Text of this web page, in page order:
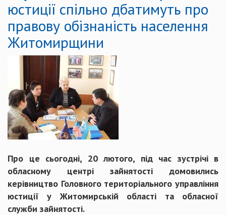
юстиції спільно дбатимуть про
правову обізнаність населення
Житомирщини
Про це сьогодні, 20 лютого, під час зустрічі в
обласному центрі зайнятості домовились
керівництво Головного територіального управління
юстиції у Житомирській області та обласної
служби зайнятості.